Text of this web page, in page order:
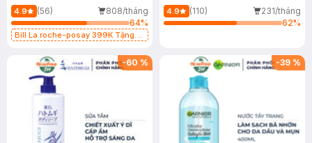
Dụng 40ml
4.9 (56)
808/tháng
64%
Bill La roche-posay 399K Tặng
(SL có hạn)
40ml
4.9 (110)
231/tháng
62%
-60 % -39 %